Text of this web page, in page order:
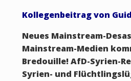
Kollegenbeitrag von
Neues Mainstream-
Mainstream-Medien
Bredouille! AfD-Syrien-
Syrien- und